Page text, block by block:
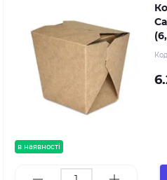
в наявності